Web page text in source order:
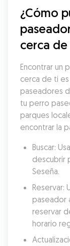
¿Cómo
cerca de
Encontrar un
cerca de ti
paseadores
tu perro
parques
encontrar la
Buscar:
descubrir
Seseña.
Reservar:
paseador
reservar
horario